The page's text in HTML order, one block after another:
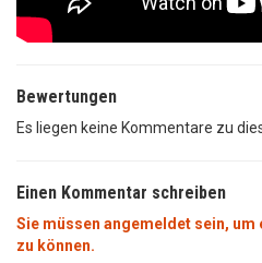
Bewertungen
Es liegen keine Kommentare zu
Einen Kommentar schreiben
Sie müssen angemeldet sein,
zu können.